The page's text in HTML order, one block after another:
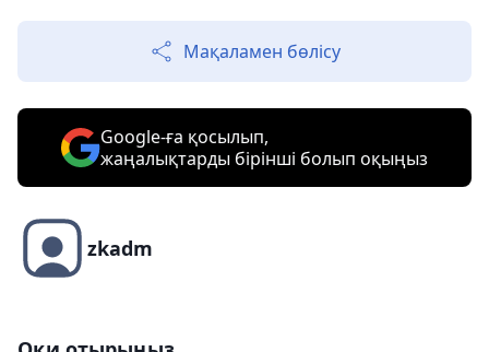
Мақаламен бөлісу
Google-ға қосылып,
жаңалықтарды бірінші болып оқыңыз
zkadm